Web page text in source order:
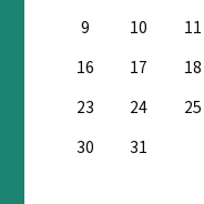
9
10 11
16
17 18
23
24 25
30
31